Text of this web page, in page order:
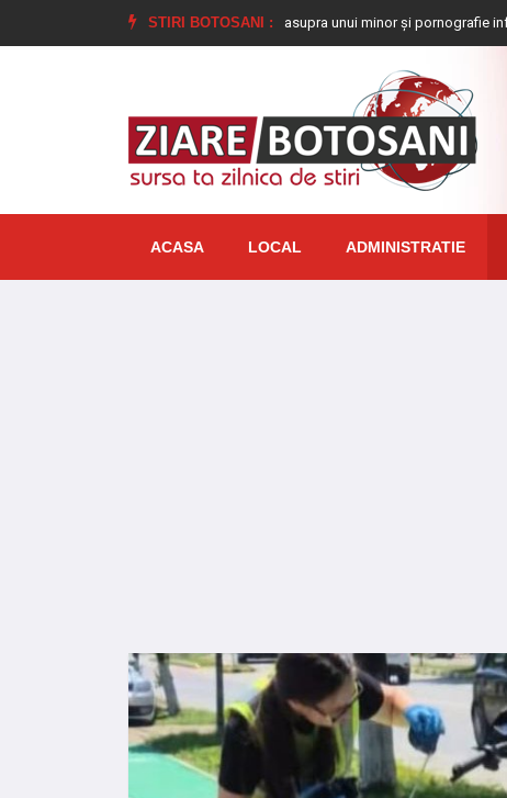
STIRI BOTOSANI :
la închisoare pentru viol asupra unui minor și pornografie infantilă,
ACASA LOCAL ADMINISTRATIE